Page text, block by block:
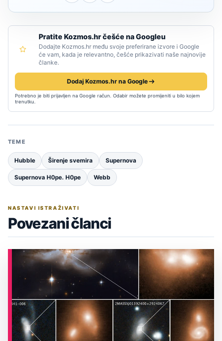
Pratite Kozmos.hr češće na Googleu
Dodajte Kozmos.hr među svoje preferirane izvore i Google
će vam, kada je relevantno, češće prikazivati naše najnovije
članke.
Dodaj Kozmos.hr na Google
Potrebno je biti prijavljen na Google račun. Odabir možete promijeniti u bilo kojem
trenutku.
TEME
Hubble Širenje svemira Supernova
Supernova H0pe. H0pe Webb
NASTAVI ISTRAŽIVATI
Povezani članci